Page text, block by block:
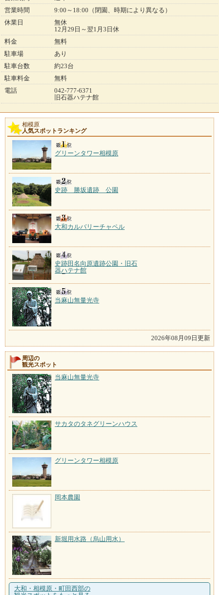
営業時間
9:00～18:00（閉園、時期により異なる）
休業日
無休
12月29日～翌1月3日休
料金
無料
駐車場
あり
駐車台数
約23台
駐車料金
無料
電話
042-777-6371
旧石器ハテナ館
相模原
人気スポットランキング
グリーンタワー相模原
史跡 勝坂遺跡 公園
大和カルバリーチャペル
史跡田名向原遺跡公園・旧石
器ハテナ館
当麻山無量光寺
2026年08月09日更新
周辺の
観光スポット
当麻山無量光寺
サカタのタネグリーンハウス
グリーンタワー相模原
岡本農園
新堀用水路（烏山用水）
大和・相模原・町田西部の